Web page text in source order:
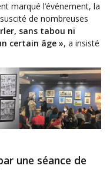
marqué l’événement, la
de nombreuses
sans tabou ni
certain âge », a insisté
une séance de